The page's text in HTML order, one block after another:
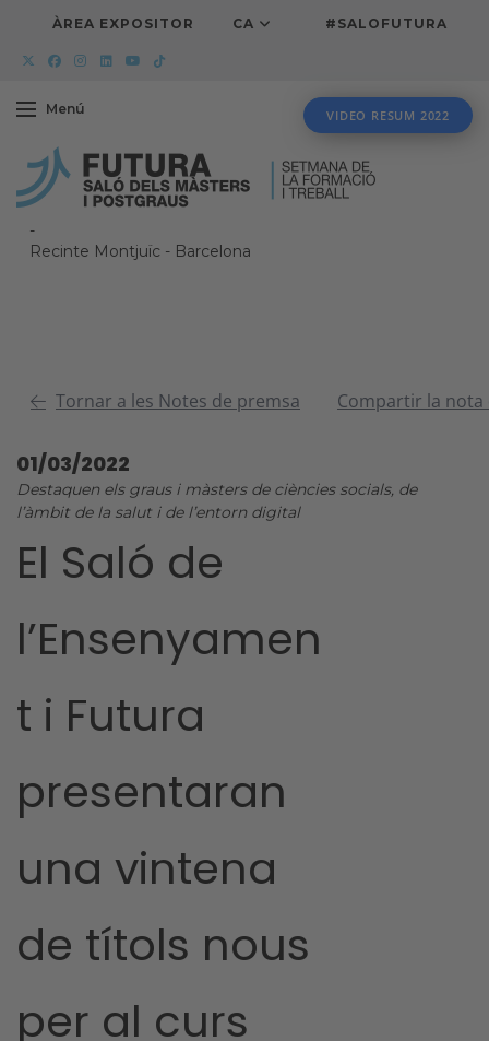
ÀREA EXPOSITOR CA #SALOFUTURA
Menú VIDEO RESUM 2022
-
Recinte Montjuïc - Barcelona
Tornar a les Notes de premsa Compartir la nota
01/03/2022
Destaquen els graus i màsters de ciències socials, de
l’àmbit de la salut i de l’entorn digital
El Saló de
l’Ensenyamen
t i Futura
presentaran
una vintena
de títols nous
per al curs